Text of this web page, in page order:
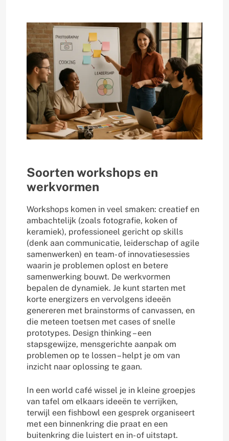
Soorten workshops en
werkvormen
Workshops komen in veel smaken: creatief en
ambachtelijk (zoals fotografie, koken of
keramiek), professioneel gericht op skills
(denk aan communicatie, leiderschap of agile
samenwerken) en team- of innovatiesessies
waarin je problemen oplost en betere
samenwerking bouwt. De werkvormen
bepalen de dynamiek. Je kunt starten met
korte energizers en vervolgens ideeën
genereren met brainstorms of canvassen, en
die meteen toetsen met cases of snelle
prototypes. Design thinking – een
stapsgewijze, mensgerichte aanpak om
problemen op te lossen – helpt je om van
inzicht naar oplossing te gaan.
In een world café wissel je in kleine groepjes
van tafel om elkaars ideeën te verrijken,
terwijl een fishbowl een gesprek organiseert
met een binnenkring die praat en een
buitenkring die luistert en in- of uitstapt.